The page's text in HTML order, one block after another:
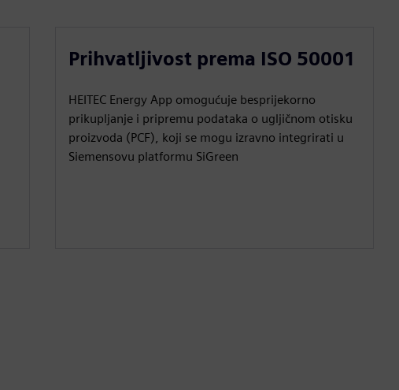
Prihvatljivost prema ISO 50001
HEITEC Energy App omogućuje besprijekorno
prikupljanje i pripremu podataka o ugljičnom otisku
proizvoda (PCF), koji se mogu izravno integrirati u
Siemensovu platformu SiGreen